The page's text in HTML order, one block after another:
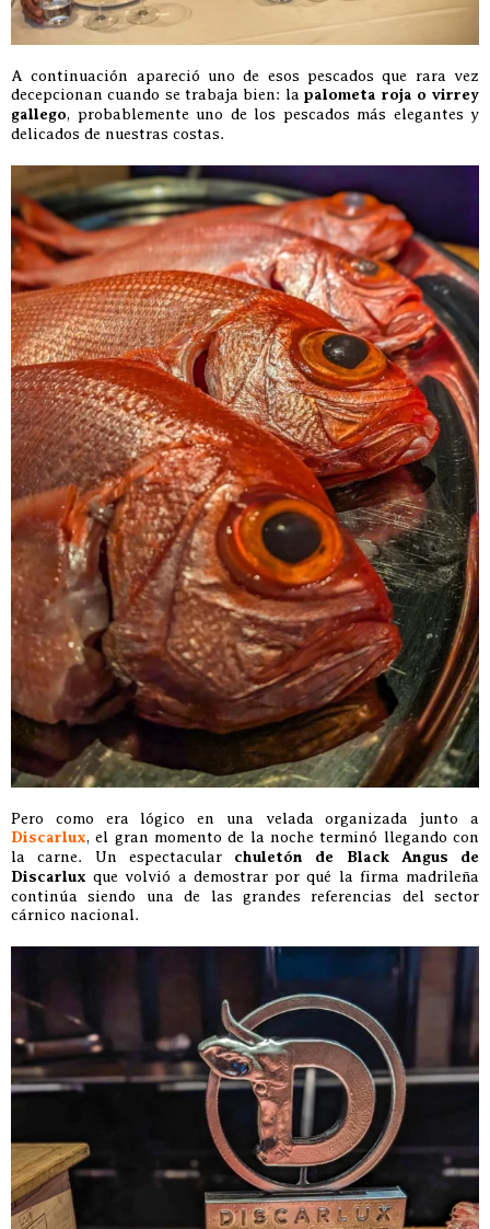
A continuación apareció uno de esos pescados que rara vez
decepcionan cuando se trabaja bien: la palometa roja o virrey
gallego, probablemente uno de los pescados más elegantes y
delicados de nuestras costas.
Pero como era lógico en una velada organizada junto a
Discarlux, el gran momento de la noche terminó llegando con
la carne. Un espectacular chuletón de Black Angus de
Discarlux que volvió a demostrar por qué la firma madrileña
continúa siendo una de las grandes referencias del sector
cárnico nacional.